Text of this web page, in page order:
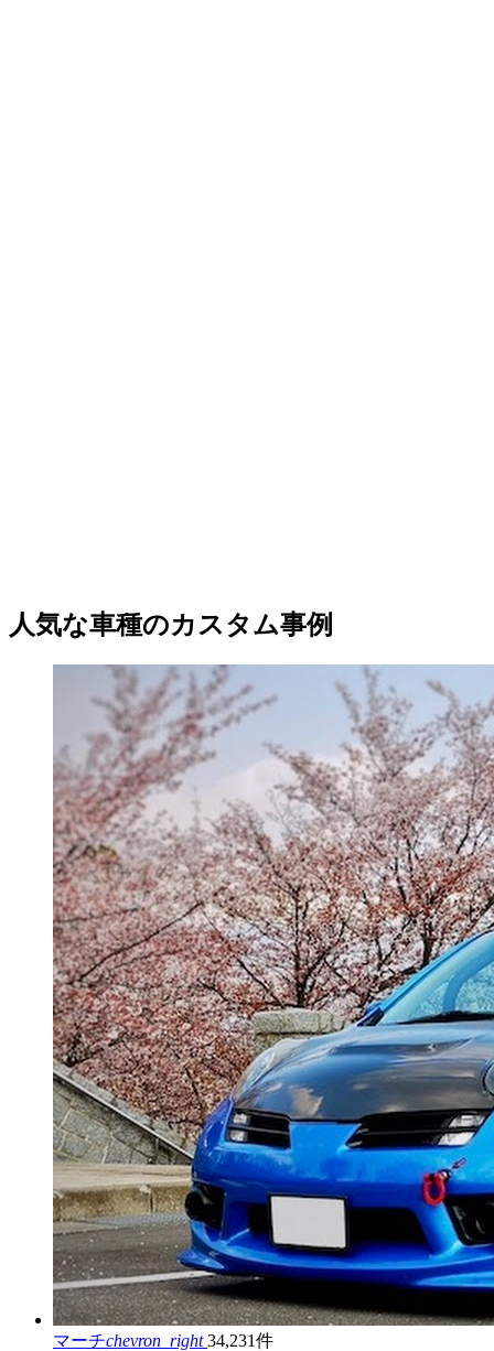
人気な車種のカスタム事例
マーチchevron_right 34,231件